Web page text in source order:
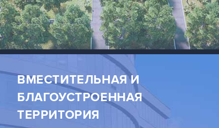
ВМЕСТИТЕЛЬНАЯ И
БЛАГОУСТРОЕННАЯ
ТЕРРИТОРИЯ